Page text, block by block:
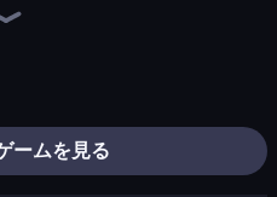
ームを見る